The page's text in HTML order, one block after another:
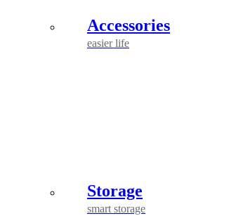
Accessories
easier life
Storage
smart storage